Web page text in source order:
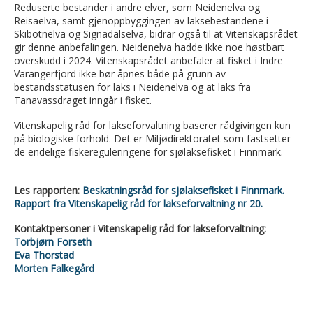
Reduserte bestander i andre elver, som Neidenelva og
Reisaelva, samt gjenoppbyggingen av laksebestandene i
Skibotnelva og Signadalselva, bidrar også til at Vitenskapsrådet
gir denne anbefalingen. Neidenelva hadde ikke noe høstbart
overskudd i 2024. Vitenskapsrådet anbefaler at fisket i Indre
Varangerfjord ikke bør åpnes både på grunn av
bestandsstatusen for laks i Neidenelva og at laks fra
Tanavassdraget inngår i fisket.
Vitenskapelig råd for lakseforvaltning baserer rådgivingen kun
på biologiske forhold. Det er Miljødirektoratet som fastsetter
de endelige fiskereguleringene for sjølaksefisket i Finnmark.
Les rapporten: Beskatningsråd for sjølaksefisket i Finnmark.
Rapport fra Vitenskapelig råd for lakseforvaltning nr 20.
Kontaktpersoner i Vitenskapelig råd for lakseforvaltning:
Torbjørn Forseth
Eva Thorstad
Morten Falkegård